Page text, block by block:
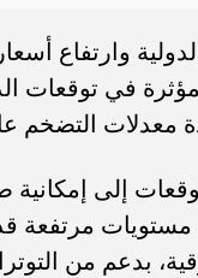
وارتفاع
في توقعات
معدلات التضخم
إلى
2026 إلى مستويات
بدعم من